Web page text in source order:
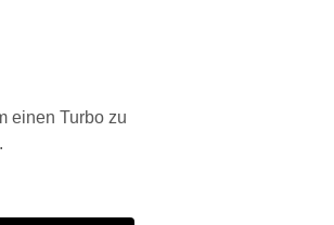
einen Turbo zu